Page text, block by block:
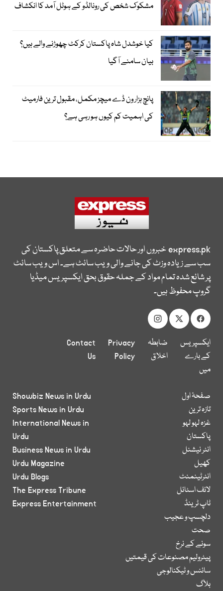
مشکوک شخص کی رونالڈو کے ہوٹل آمد کا انکشاف
کیا خوشدل شاہ پاکستان کرکٹ چھوڑنے والے ہیں؟
بیان سامنے آگیا
پانچ ہزار ون ڈے میچز مکمل، مقبول ترین فارمیٹ
کی اہمیت کم کیوں ہو رہی ہے؟
express.pkخبروں اور حالات حاضرہ سے متعلق پاکستان کی
سب سے زیادہ وزٹ کی جانے والی ویب سائٹ ہے۔ اس ویب سائٹ
پر شائع شدہ تمام مواد کے جملہ حقوق بحق ایکسپریس میڈیا
گروپ محفوظ ہیں۔
ایکسپریس
کے بارے
میں
ضابطہ
اخلاق
Privacy
Policy
Contact
Us
صفحۂ اول
تازہ ترین
غزہ لہو لہو
پاکستان
انٹر نیشنل
کھیل
انٹرٹینمنٹ
لائف اسٹائل
ٹاپ ٹرینڈ
دلچسپ و عجیب
صحت
سونے کے نرخ
پیٹرولیم مصنوعات کی قیمتیں
سائنس و ٹیکنالوجی
بلاگ
Showbiz News in Urdu
Sports News in Urdu
International News in
Urdu
Business News in Urdu
Urdu Magazine
Urdu Blogs
The Express Tribune
Express Entertainment